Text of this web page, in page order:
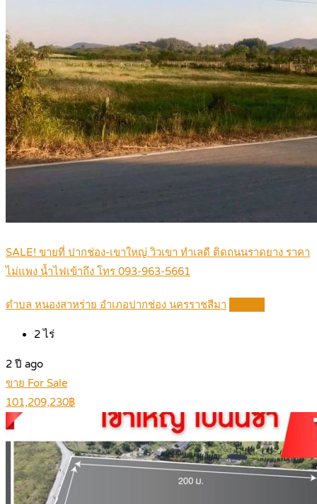
SALE! ขายที่ ปากช่อง-เขาใหญ่ วิวเขา ทำเลดี ติดถนนราดยาง ราคา
ไม่แพง น้ำไฟเข้าถึง โทร 093-963-5661
ตำบล หนองสาหร่าย อำเภอปากช่อง นครราชสีมา
2ไร่
2 ปี ago
ขาย For Sale
101,209,230฿